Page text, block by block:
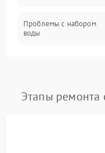
Проблемы с набором
воды
Замена платы
Этапы